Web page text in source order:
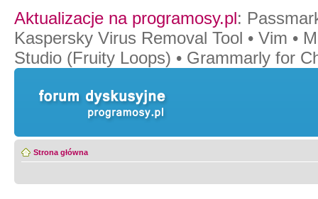
Aktualizacje na programosy.pl:
Kaspersky Virus Removal Tool • Vim •
Studio (Fruity Loops) • Grammarly for
Strona główna